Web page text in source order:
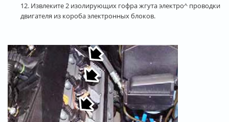
12. Извлеките 2 изолирующих гофра жгута электро^ проводки
двигателя из короба электронных блоков.